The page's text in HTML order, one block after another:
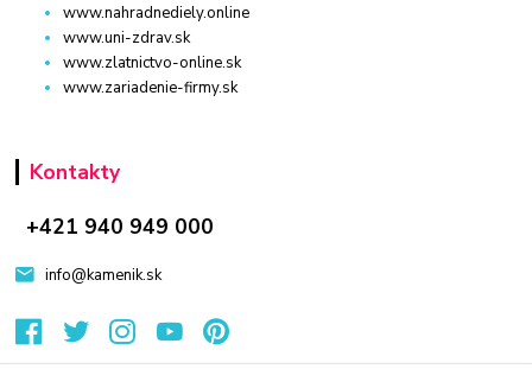
www.nahradnediely.online
www.uni-zdrav.sk
www.zlatnictvo-online.sk
www.zariadenie-firmy.sk
Kontakty
+421 940 949 000
info@kamenik.sk